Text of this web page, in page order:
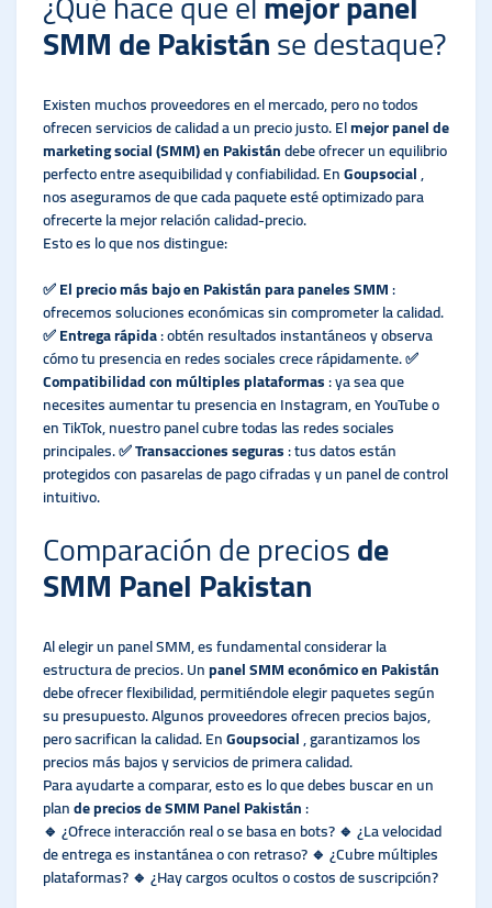
SMM de Pakistánse destaque?
Existen muchos proveedores en el mercado, pero no todos
ofrecen servicios de calidad a un precio justo. Elmejor panel de
marketing social (SMM) en Pakistándebe ofrecer un equilibrio
perfecto entre asequibilidad y confiabilidad. EnGoupsocial,
nos aseguramos de que cada paquete esté optimizado para
ofrecerte la mejor relación calidad-precio.
Esto es lo que nos distingue:
✅El precio más bajo en Pakistán para paneles SMM:
ofrecemos soluciones económicas sin comprometer la calidad.
✅Entrega rápida: obtén resultados instantáneos y observa
cómo tu presencia en redes sociales crece rápidamente. ✅
Compatibilidad con múltiples plataformas: ya sea que
necesites aumentar tu presencia en Instagram, en YouTube o
en TikTok, nuestro panel cubre todas las redes sociales
principales. ✅Transacciones seguras: tus datos están
protegidos con pasarelas de pago cifradas y un panel de control
intuitivo.
Comparación de preciosde
SMM Panel Pakistan
Al elegir un panel SMM, es fundamental considerar la
estructura de precios. Unpanel SMM económico en Pakistán
debe ofrecer flexibilidad, permitiéndole elegir paquetes según
su presupuesto. Algunos proveedores ofrecen precios bajos,
pero sacrifican la calidad. EnGoupsocial, garantizamos los
precios más bajos y servicios de primera calidad.
Para ayudarte a comparar, esto es lo que debes buscar en un
plande precios de SMM Panel Pakistán:
🔹 ¿Ofrece interacción real o se basa en bots? 🔹 ¿La velocidad
de entrega es instantánea o con retraso? 🔹 ¿Cubre múltiples
plataformas? 🔹 ¿Hay cargos ocultos o costos de suscripción?